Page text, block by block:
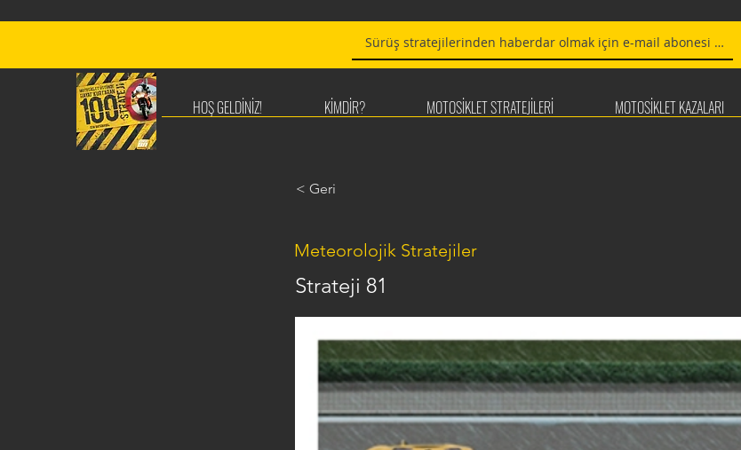
HOŞ GELDİNİZ! KİMDİR? MOTOSİKLET STRATEJİLERİ MOTOSİKLET KAZALARI
< Geri
Meteorolojik Stratejiler
Strateji 81